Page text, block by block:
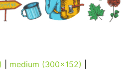
medium (300x152)